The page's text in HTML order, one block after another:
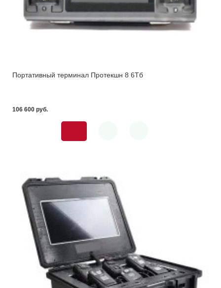
Портативный терминал Протекшн 8 6Тб
106 600 pуб.